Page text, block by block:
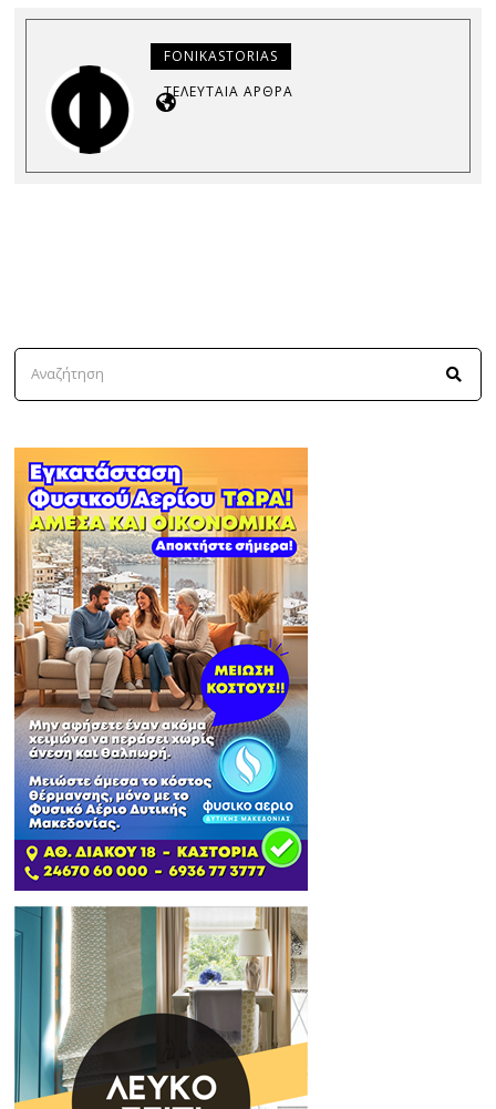
FONIKASTORIAS
ΤΕΛΕΥΤΑΊΑ ΆΡΘΡΑ